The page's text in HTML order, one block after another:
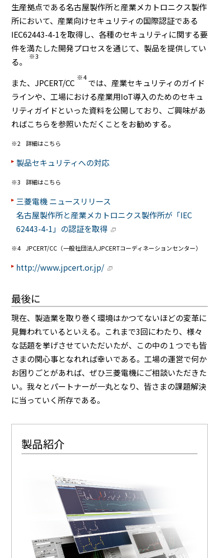
生産拠点である名古屋製作所と産業メカトロニクス製作
所において、産業向けセキュリティの国際認証である
IEC62443-4-1を取得し、各種のセキュリティに関する要
件を満たした開発プロセスを通じて、製品を提供してい
る。
※3
また、JPCERT/CC ※4では、産業セキュリティのガイド
ラインや、工場における産業用IoT導入のためのセキュ
リティガイドといった資料を公開しており、ご興味があ
ればこちらを参照いただくことをお勧めする。
※2 詳細はこちら
製品セキュリティへの対応
※3 詳細はこちら
三菱電機 ニュースリリース
名古屋製作所と産業メカトロニクス製作所が「IEC
62443-4-1」の認証を取得
※4 JPCERT/CC（一般社団法人JPCERTコーディネーションセンター）
http://www.jpcert.or.jp/
最後に
現在、製造業を取り巻く環境はかつてないほどの変革に
見舞われているといえる。これまで3回にわたり、様々
な話題を挙げさせていただいたが、この中の１つでも皆
さまの関心事となれれば幸いである。工場の運営で何か
お困りごとがあれば、ぜひ三菱電機にご相談いただきた
い。我々とパートナーが一丸となり、皆さまの課題解決
に当っていく所存である。
製品紹介